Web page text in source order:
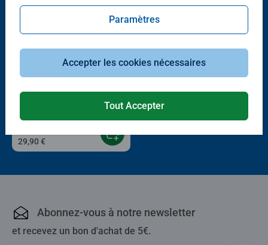
Average rating 5,0 out of 5 stars.
29,90 €
Abonnez-vous à notre newsletter
et recevez un bon d'achat de 5€.
Paramètres
Accepter les cookies nécessaires
Tout Accepter